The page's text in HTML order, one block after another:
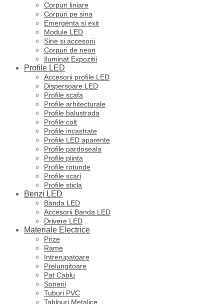
Corpuri liniare
Corpuri pe sina
Emergenta si exit
Module LED
Sine si accesorii
Corpuri de neon
Iluminat Expozitii
Profile LED
Accesorii profile LED
Dispersoare LED
Profile scafa
Profile arhitecturale
Profile balustrada
Profile colt
Profile incastrate
Profile LED aparente
Profile pardoseala
Profile plinta
Profile rotunde
Profile scari
Profile sticla
Benzi LED
Banda LED
Accesorii Banda LED
Drivere LED
Materiale Electrice
Prize
Rame
Intrerupatoare
Prelungitoare
Pat Cablu
Sonerii
Tuburi PVC
Tablouri Metalice